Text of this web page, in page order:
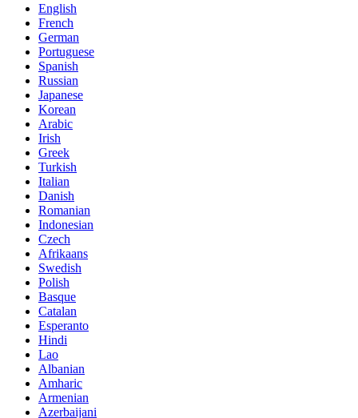
English
French
German
Portuguese
Spanish
Russian
Japanese
Korean
Arabic
Irish
Greek
Turkish
Italian
Danish
Romanian
Indonesian
Czech
Afrikaans
Swedish
Polish
Basque
Catalan
Esperanto
Hindi
Lao
Albanian
Amharic
Armenian
Azerbaijani